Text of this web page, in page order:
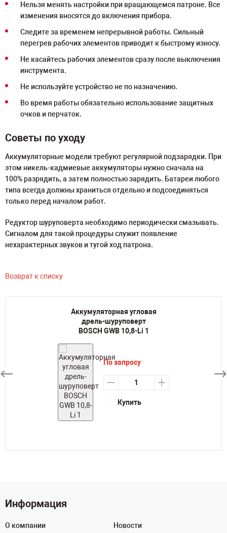
Нельзя менять настройки при вращающемся патроне. Все
изменения вносятся до включения прибора.
Следите за временем непрерывной работы. Сильный
перегрев рабочих элементов приводит к быстрому износу.
Не касайтесь рабочих элементов сразу после выключения
инструмента.
Не используйте устройство не по назначению.
Во время работы обязательно использование защитных
очков и перчаток.
Советы по уходу
Аккумуляторные модели требуют регулярной подзарядки. При
этом никель-кадмиевые аккумуляторы нужно сначала на
100% разрядить, а затем полностью зарядить. Батареи любого
типа всегда должны храниться отдельно и подсоединяться
только перед началом работ.
Редуктор шуруповерта необходимо периодически смазывать.
Сигналом для такой процедуры служит появление
нехарактерных звуков и тугой ход патрона.
Возврат к списку
Аккумуляторная угловая
дрель-шуруповерт
BOSCH GWB 10,8-Li 1
По запросу
Купить
Информация
О компании
Новости